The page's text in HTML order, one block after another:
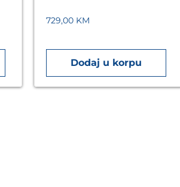
729,00 KM
Dodaj u korpu